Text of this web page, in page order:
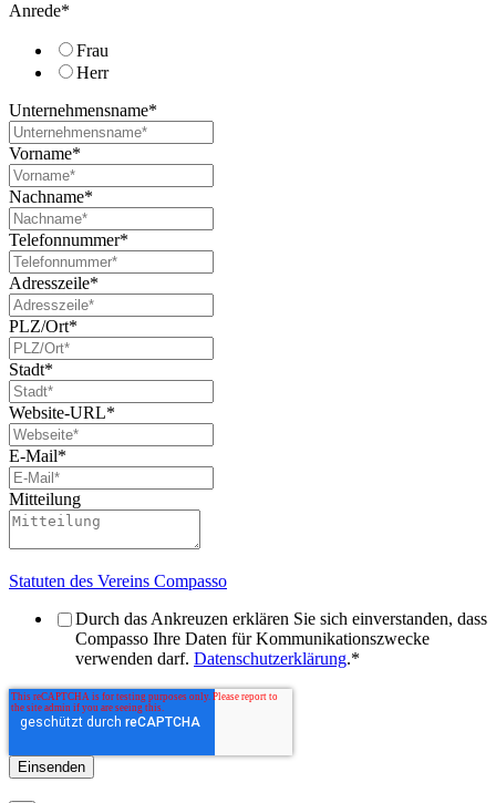
Anrede*
Frau
Herr
Unternehmensname*
Vorname*
Nachname*
Telefonnummer*
Adresszeile*
PLZ/Ort*
Stadt*
Website-URL*
E-Mail*
Mitteilung
Statuten des Vereins Compasso
Durch das Ankreuzen erklären Sie sich einverstanden, dass
Compasso Ihre Daten für Kommunikationszwecke
verwenden darf. Datenschutzerklärung.*